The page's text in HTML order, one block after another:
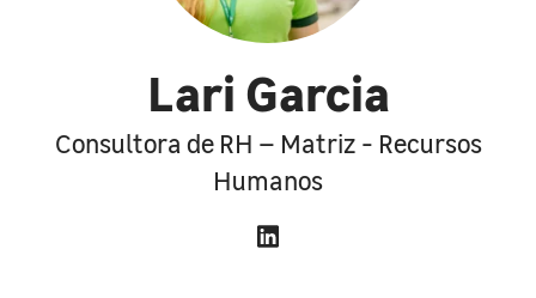
Lari Garcia
Consultora de RH – Matriz - Recursos
Humanos